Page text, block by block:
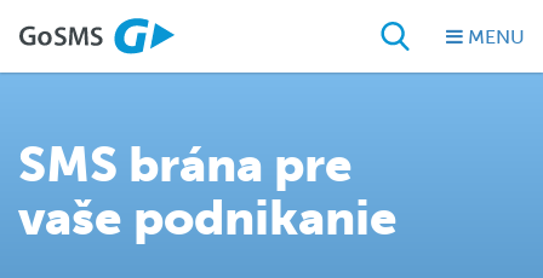
MENU
SMS brána pre
vaše podnikanie